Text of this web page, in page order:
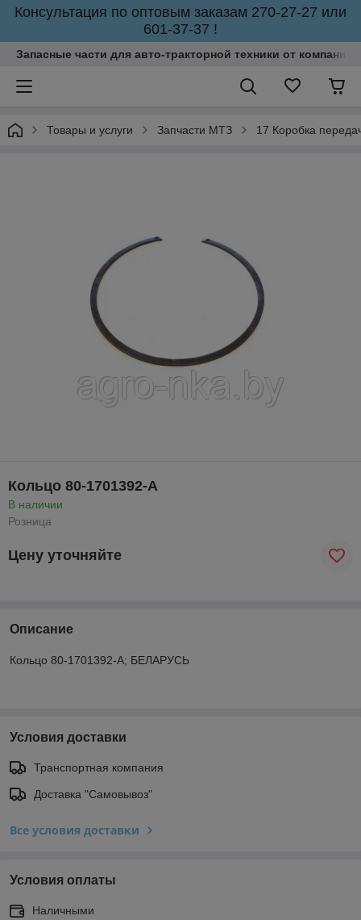
Консультация по оптовым заказам 270-27-27 или
601-37-37 !
Запасные части для авто-тракторной техники от
Товары и услуги Запчасти МТЗ 17 Коробка
Кольцо 80-1701392-А
В наличии
Розница
Цену уточняйте
Описание
Кольцо 80-1701392-А; БЕЛАРУСЬ
Условия доставки
Транспортная компания
Доставка "Самовывоз"
Все условия доставки
Условия оплаты
Наличными